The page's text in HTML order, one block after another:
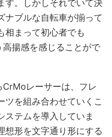
す。しかしそれでいて決
ナブルな自転車が揃って
相まって初心者でも
高揚感を感じることがで
CrMoレーサーは、フレ
ツを組み合わせていくこ
ステムを導入していま
想形を文字通り形にする